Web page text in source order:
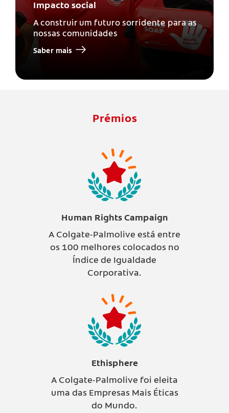
Impacto social
A construir um futuro sorridente para as
nossas comunidades
Saber mais
Prémios
Human Rights Campaign
A Colgate-Palmolive está entre
os 100 melhores colocados no
Índice de Igualdade
Corporativa.
Ethisphere
A Colgate-Palmolive foi eleita
uma das Empresas Mais Éticas
do Mundo.